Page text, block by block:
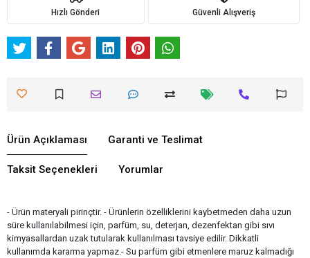
Hızlı Gönderi Güvenli Alışveriş
Ürün Açıklaması Garanti ve Teslimat
Taksit Seçenekleri Yorumlar
- Ürün materyali pirinçtir. - Ürünlerin özelliklerini kaybetmeden daha uzun
süre kullanılabilmesi için, parfüm, su, deterjan, dezenfektan gibi sıvı
kimyasallardan uzak tutularak kullanılması tavsiye edilir. Dikkatli
kullanımda kararma yapmaz.- Su parfüm gibi etmenlere maruz kalmadığı